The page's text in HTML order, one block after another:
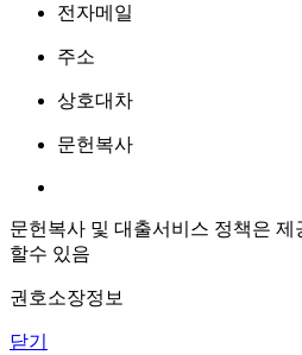
전자메일
주소
상호대차
문헌복사
문헌복사 및 대출서비스 정책은 제
할수 있음
권호소장정보
닫기